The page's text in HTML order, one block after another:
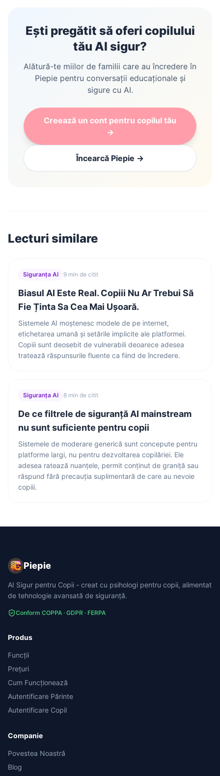
Ești pregătit să oferi copilului
tău AI sigur?
Alătură-te miilor de familii care au încredere în
Piepie pentru conversații educaționale și
sigure cu AI.
Creează un cont pentru copilul tău
→
Încearcă Piepie →
Lecturi similare
Siguranța AI 9 min de citit
Biasul AI Este Real. Copiii Nu Ar Trebui Să
Fie Ținta Sa Cea Mai Ușoară.
Sistemele AI moștenesc modele de pe internet,
etichetarea umană și setările implicite ale platformei.
Copiii sunt deosebit de vulnerabili deoarece adesea
tratează răspunsurile fluente ca fiind de încredere.
Siguranța AI 8 min de citit
De ce filtrele de siguranță AI mainstream
nu sunt suficiente pentru copii
Sistemele de moderare generică sunt concepute pentru
platforme largi, nu pentru dezvoltarea copilăriei. Ele
adesea ratează nuanțele, permit conținut de graniță sau
răspund fără precauția suplimentară de care au nevoie
copiii.
Piepie
AI Sigur pentru Copii - creat cu psihologi pentru copii, alimentat
de tehnologie avansată de siguranță.
Conform COPPA · GDPR · FERPA
Produs
Funcții
Prețuri
Cum Funcționează
Autentificare Părinte
Autentificare Copil
Companie
Povestea Noastră
Blog